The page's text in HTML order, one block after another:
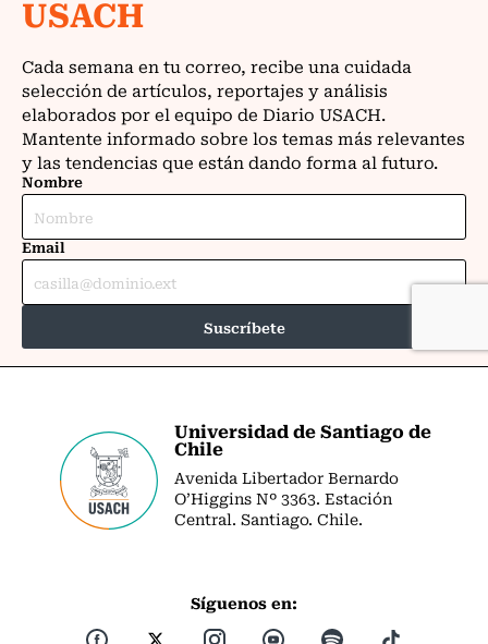
Universidad de Santiago de
Chile
Avenida Libertador Bernardo
O’Higgins Nº 3363. Estación
Central. Santiago. Chile.
Síguenos en: